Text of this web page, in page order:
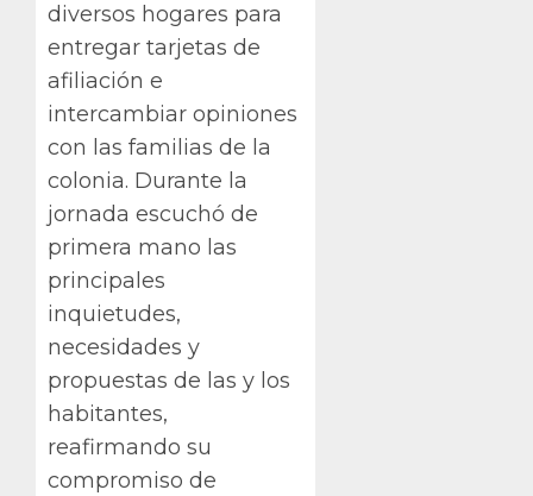
diversos hogares para
entregar tarjetas de
afiliación e
intercambiar opiniones
con las familias de la
colonia. Durante la
jornada escuchó de
primera mano las
principales
inquietudes,
necesidades y
propuestas de las y los
habitantes,
reafirmando su
compromiso de